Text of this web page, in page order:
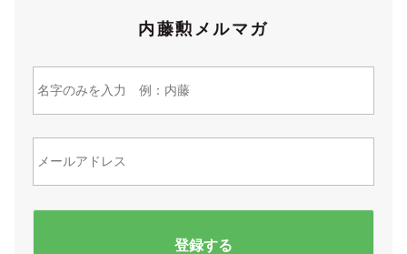
内藤勲メルマガ